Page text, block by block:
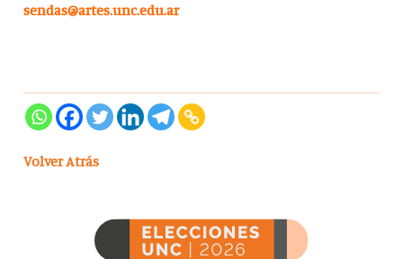
sendas@artes.unc.edu.ar
Volver Atrás